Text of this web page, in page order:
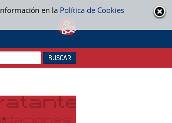
en la Política de Cookies